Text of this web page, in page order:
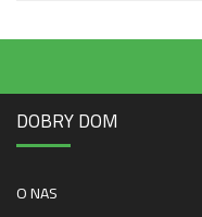
DOBRY DOM
O NAS